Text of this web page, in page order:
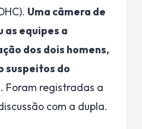
Uma câmera de
equipes a
dos dois homens,
suspeitos do
. Foram registradas a
com a dupla.